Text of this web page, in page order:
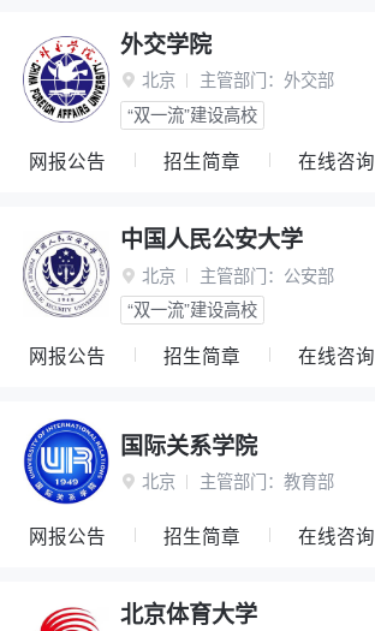
外交学院
 北京 主管部门： 外交部
“双一流”建设高校
网报公告 招生简章 在线咨询
中国人民公安大学
 北京 主管部门： 公安部
“双一流”建设高校
网报公告 招生简章 在线咨询
国际关系学院
 北京 主管部门： 教育部
网报公告 招生简章 在线咨询
北京体育大学